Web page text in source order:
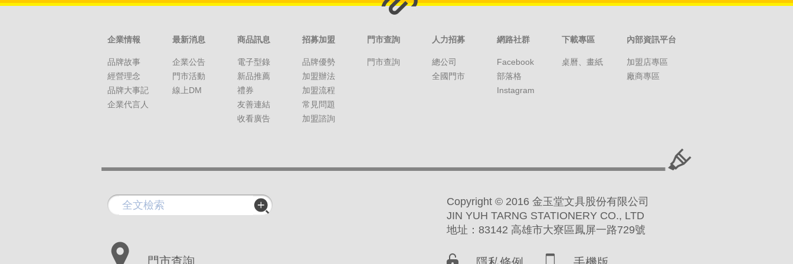
企業情報
品牌故事
經營理念
品牌大事記
企業代言人
最新消息
企業公告
門市活動
線上DM
商品訊息
電子型錄
新品推薦
禮券
友善連結
收看廣告
招募加盟
品牌優勢
加盟辦法
加盟流程
常見問題
加盟諮詢
門市查詢
門市查詢
人力招募
總公司
全國門市
網路社群
Facebook
部落格
Instagram
下載專區
桌曆、畫紙
內部資訊平台
加盟店專區
廠商專區
門市查詢
Copyright © 2016 金玉堂文具股份有限公司
JIN YUH TARNG STATIONERY CO., LTD
地址：83142 高雄市大寮區鳳屏一路729號